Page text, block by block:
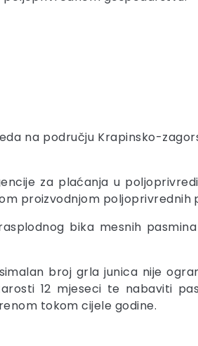
na području Krapinsko-
za plaćanja u
proizvodnjom poljoprivrednih
bika mesnih
broj grla junica nije
12 mjeseci te nabaviti
tokom cijele godine.